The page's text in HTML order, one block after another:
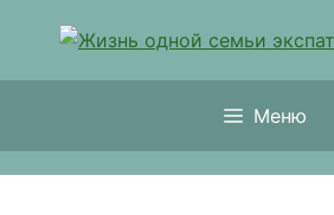
содержимому
Меню